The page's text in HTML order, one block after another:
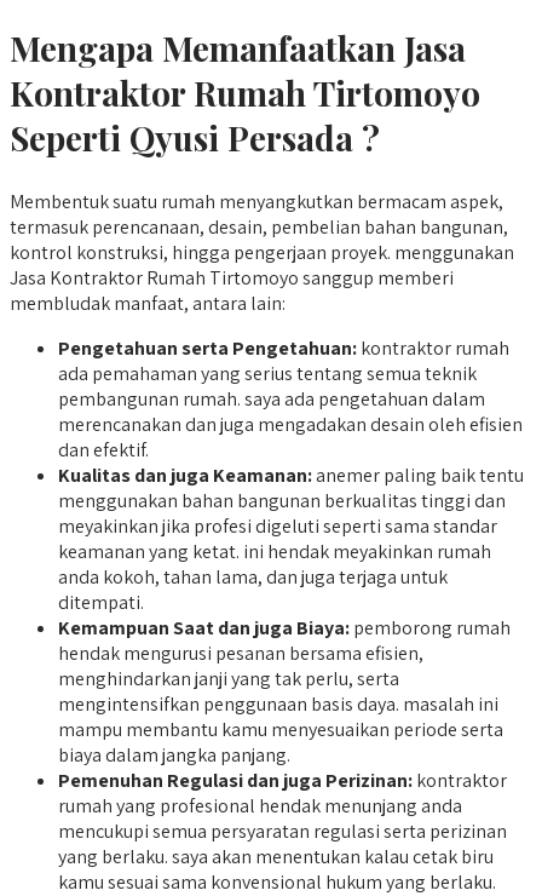
Mengapa Memanfaatkan Jasa
Kontraktor Rumah Tirtomoyo
Seperti Qyusi Persada ?
Membentuk suatu rumah menyangkutkan bermacam aspek,
termasuk perencanaan, desain, pembelian bahan bangunan,
kontrol konstruksi, hingga pengerjaan proyek. menggunakan
Jasa Kontraktor Rumah Tirtomoyo sanggup memberi
membludak manfaat, antara lain:
Pengetahuan serta Pengetahuan:kontraktor rumah
ada pemahaman yang serius tentang semua teknik
pembangunan rumah. saya ada pengetahuan dalam
merencanakan dan juga mengadakan desain oleh efisien
dan efektif.
Kualitas dan juga Keamanan:anemer paling baik tentu
menggunakan bahan bangunan berkualitas tinggi dan
meyakinkan jika profesi digeluti seperti sama standar
keamanan yang ketat. ini hendak meyakinkan rumah
anda kokoh, tahan lama, dan juga terjaga untuk
ditempati.
Kemampuan Saat dan juga Biaya:pemborong rumah
hendak mengurusi pesanan bersama efisien,
menghindarkan janji yang tak perlu, serta
mengintensifkan penggunaan basis daya. masalah ini
mampu membantu kamu menyesuaikan periode serta
biaya dalam jangka panjang.
Pemenuhan Regulasi dan juga Perizinan:kontraktor
rumah yang profesional hendak menunjang anda
mencukupi semua persyaratan regulasi serta perizinan
yang berlaku. saya akan menentukan kalau cetak biru
kamu sesuai sama konvensional hukum yang berlaku.